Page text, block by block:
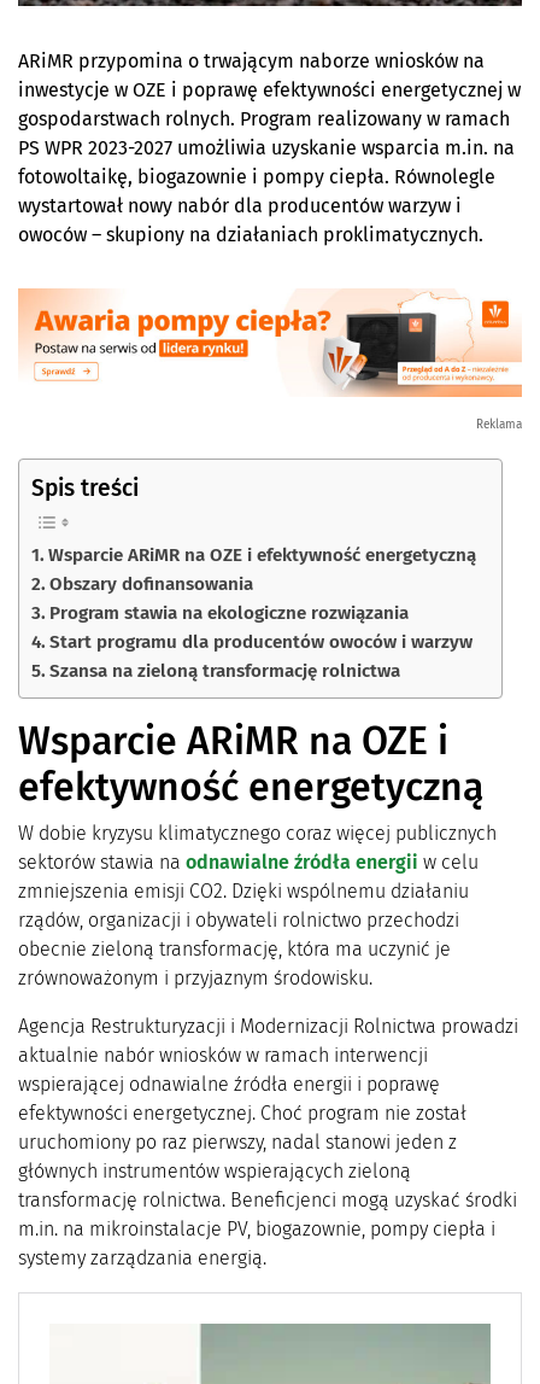
ARiMR przypomina o trwającym naborze wniosków na
inwestycje w OZE i poprawę efektywności energetycznej w
gospodarstwach rolnych. Program realizowany w ramach
PS WPR 2023-2027 umożliwia uzyskanie wsparcia m.in. na
fotowoltaikę, biogazownie i pompy ciepła. Równolegle
wystartował nowy nabór dla producentów warzyw i
owoców – skupiony na działaniach proklimatycznych.
Reklama
Spis treści
Wsparcie ARiMR na OZE i efektywność energetyczną
Obszary dofinansowania
Program stawia na ekologiczne rozwiązania
Start programu dla producentów owoców i warzyw
Szansa na zieloną transformację rolnictwa
Wsparcie ARiMR na OZE i
efektywność energetyczną
W dobie kryzysu klimatycznego coraz więcej publicznych
sektorów stawia na odnawialne źródła energii w celu
zmniejszenia emisji CO2. Dzięki wspólnemu działaniu
rządów, organizacji i obywateli rolnictwo przechodzi
obecnie zieloną transformację, która ma uczynić je
zrównoważonym i przyjaznym środowisku.
Agencja Restrukturyzacji i Modernizacji Rolnictwa prowadzi
aktualnie nabór wniosków w ramach interwencji
wspierającej odnawialne źródła energii i poprawę
efektywności energetycznej. Choć program nie został
uruchomiony po raz pierwszy, nadal stanowi jeden z
głównych instrumentów wspierających zieloną
transformację rolnictwa. Beneficjenci mogą uzyskać środki
m.in. na mikroinstalacje PV, biogazownie, pompy ciepła i
systemy zarządzania energią.